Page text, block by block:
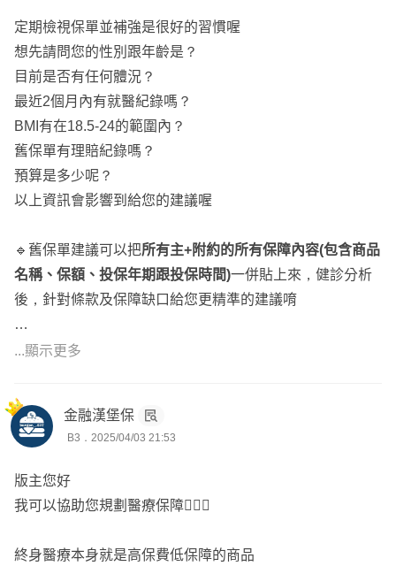
定期檢視保單並補強是很好的習慣喔
想先請問您的性別跟年齡是？
目前是否有任何體況？
最近2個月內有就醫紀錄嗎？
BMI有在18.5-24的範圍內？
舊保單有理賠紀錄嗎？
預算是多少呢？
以上資訊會影響到給您的建議喔
🔹舊保單建議可以把所有主+附約的所有保障內容(包含商品
名稱、保額、投保年期跟投保時間)一併貼上來，健診分析
後，針對條款及保障缺口給您更精準的建議唷
以下先回覆您的問題：
Q:想降低額度為500日額不確定該不該解?
主約已減額繳清附約已有XCD等癌症險!
是否建議轉規劃全球重大傷病定期30年期+定期防癌
是否推薦?
調整的原因是預算考量嗎？
...顯示更多
金融漢堡保
B3．2025/04/03 21:53
版主您好
我可以協助您規劃醫療保障🙋🏻‍♂️
終身醫療本身就是高保費低保障的商品